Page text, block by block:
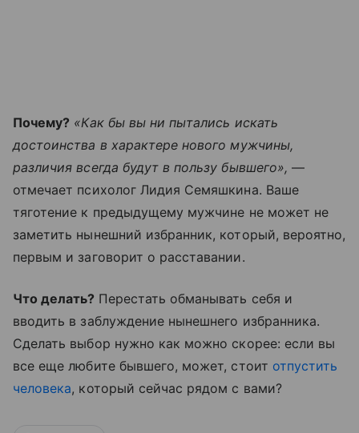
Почему? «Как бы вы ни пытались искать
достоинства в характере нового мужчины,
различия всегда будут в пользу бывшего», —
отмечает психолог Лидия Семяшкина. Ваше
тяготение к предыдущему мужчине не может не
заметить нынешний избранник, который, вероятно,
первым и заговорит о расставании.
Что делать? Перестать обманывать себя и
вводить в заблуждение нынешнего избранника.
Сделать выбор нужно как можно скорее: если вы
все еще любите бывшего, может, стоит отпустить
человека, который сейчас рядом с вами?